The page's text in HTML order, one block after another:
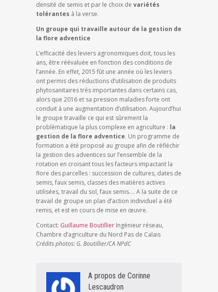
densité de semis et par le choix de variétés
tolérantes à la verse.
Un groupe qui travaille autour de la gestion de
la flore adventice
L’efficacité des leviers agronomiques doit, tous les
ans, être réévaluée en fonction des conditions de
l’année. En effet, 2015 fût une année où les leviers
ont permis des réductions d’utilisation de produits
phytosanitaires très importantes dans certains cas,
alors que 2016 et sa pression maladies forte ont
conduit à une augmentation d’utilisation. Aujourd’hui
le groupe travaille ce qui est sûrement la
problématique la plus complexe en agriculture : la
gestion de la flore adventice. Un programme de
formation a été proposé au groupe afin de réfléchir
la gestion des adventices sur l’ensemble de la
rotation en croisant tous les facteurs impactant la
flore des parcelles : succession de cultures, dates de
semis, faux semis, classes des matières actives
utilisées, travail du sol, faux semis…. A la suite de ce
travail de groupe un plan d’action individuel a été
remis, et est en cours de mise en œuvre.
Contact: Guillaume Boutillier Ingénieur réseau,
Chambre d’agriculture du Nord Pas de Calais
Crédits photos: G. Boutillier/CA NPdC
A propos de Corinne
Lescaudron